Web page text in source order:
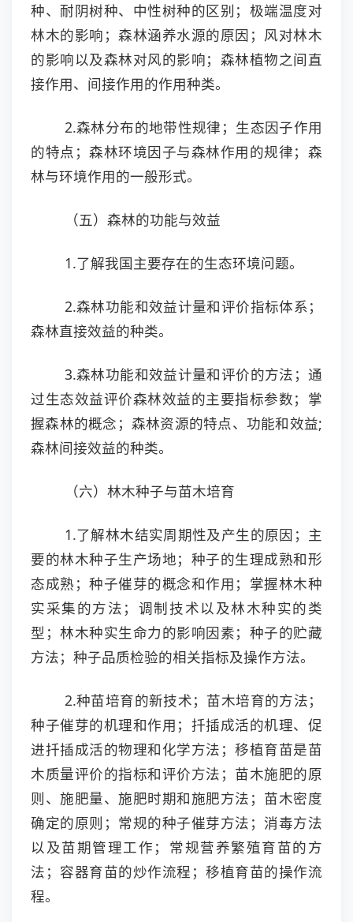
种、耐阴树种、中性树种的区别；极端温度对
林木的影响；森林涵养水源的原因；风对林木
的影响以及森林对风的影响；森林植物之间直
接作用、间接作用的作用种类。
2.森林分布的地带性规律；生态因子作用
的特点；森林环境因子与森林作用的规律；森
林与环境作用的一般形式。
（五）森林的功能与效益
1.了解我国主要存在的生态环境问题。
2.森林功能和效益计量和评价指标体系；
森林直接效益的种类。
3.森林功能和效益计量和评价的方法；通
过生态效益评价森林效益的主要指标参数；掌
握森林的概念；森林资源的特点、功能和效益;
森林间接效益的种类。
（六）林木种子与苗木培育
1.了解林木结实周期性及产生的原因；主
要的林木种子生产场地；种子的生理成熟和形
态成熟；种子催芽的概念和作用；掌握林木种
实采集的方法；调制技术以及林木种实的类
型；林木种实生命力的影响因素；种子的贮藏
方法；种子品质检验的相关指标及操作方法。
2.种苗培育的新技术；苗木培育的方法；
种子催芽的机理和作用；扦插成活的机理、促
进扦插成活的物理和化学方法；移植育苗是苗
木质量评价的指标和评价方法；苗木施肥的原
则、施肥量、施肥时期和施肥方法；苗木密度
确定的原则；常规的种子催芽方法；消毒方法
以及苗期管理工作；常规营养繁殖育苗的方
法；容器育苗的炒作流程；移植育苗的操作流
程。